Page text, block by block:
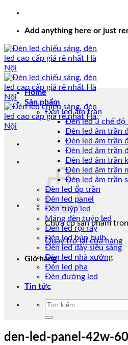
Add anything here or just
Chưa có sản phẩm
Quay trở lại cửa hàng
Giỏ hàng
Home
Sản phẩm
Đèn led âm trần
Đèn led 3 chế độ
Đèn led âm trần
Đèn led âm trần
Đèn led âm trần
Đèn led âm trần
Đèn led âm trần
Đèn led âm trần
Đèn led ốp trần
Đèn led panel
Đèn tuýp led
Máng đèn tuýp led
Đèn led rọi ray
Đèn led búp bulb
Đèn led dây siêu sáng
Đèn led nhà xưởng
Đèn led pha
Đèn đường led
Tin tức
Tìm
den-led-panel-42w-